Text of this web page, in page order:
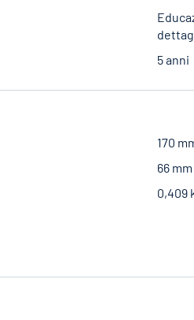
5 anni
170
66 mm
0,409